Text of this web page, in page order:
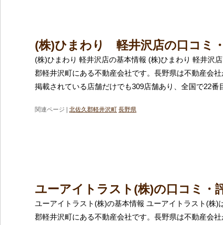
(株)ひまわり 軽井沢店の口コミ
(株)ひまわり 軽井沢店の基本情報 (株)ひまわり 軽井沢
郡軽井沢町にある不動産会社です。長野県は不動産会
掲載されている店舗だけでも309店舗あり、全国で22番
関連ページ | 北佐久郡軽井沢町 長野県
ユーアイトラスト(株)の口コミ・
ユーアイトラスト(株)の基本情報 ユーアイトラスト(株)
郡軽井沢町にある不動産会社です。長野県は不動産会